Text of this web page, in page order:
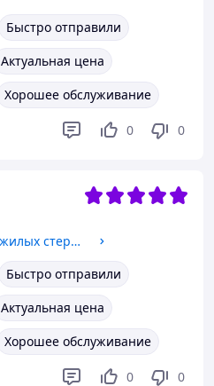
Быстро отправили
Актуальная цена
Хорошее обслуживание
0 0
Акция! Сухой корм для пожилых стерилизованных кошек Royal Canin Ageing 11+ Sterilised (Роял Канин) 2 кг + 4влажных пауча в подарок
Быстро отправили
Актуальная цена
Хорошее обслуживание
0 0